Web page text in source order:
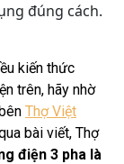
đúng cách.
kiến thức
trên, hãy nhờ
Thợ Việt
bài viết, Thợ
điện 3 pha là